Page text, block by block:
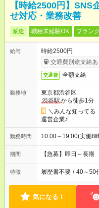
【時給2500円】SNS
せ対応・業務改善
派遣 職種未経験OK ブラン
給与
時給2500円
交通費別途支給あ
交通費 全額支給
勤務地
東京都渋谷区
渋谷駅から徒歩1分
＼みんな知ってる
運営企業♪
勤務時間 10:00～19:00(実働
期間 【急募】即日～長
特徴 履歴書不要 / 40～50
気になる！